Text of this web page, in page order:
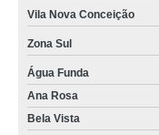
Vila Nova Conceição
Zona Sul
Água Funda
Ana Rosa
Bela Vista